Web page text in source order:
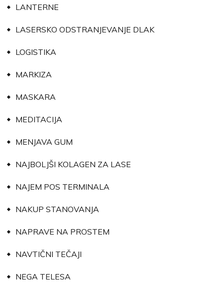
LANTERNE
LASERSKO ODSTRANJEVANJE DLAK
LOGISTIKA
MARKIZA
MASKARA
MEDITACIJA
MENJAVA GUM
NAJBOLJŠI KOLAGEN ZA LASE
NAJEM POS TERMINALA
NAKUP STANOVANJA
NAPRAVE NA PROSTEM
NAVTIČNI TEČAJI
NEGA TELESA